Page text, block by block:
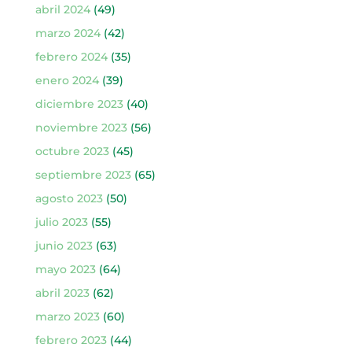
abril 2024(49)
marzo 2024(42)
febrero 2024(35)
enero 2024(39)
diciembre 2023(40)
noviembre 2023(56)
octubre 2023(45)
septiembre 2023(65)
agosto 2023(50)
julio 2023(55)
junio 2023(63)
mayo 2023(64)
abril 2023(62)
marzo 2023(60)
febrero 2023(44)